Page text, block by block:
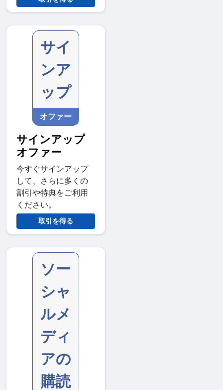
サイ
ンア
ップ
オファー
サインアップ
オファー
今すぐサインアップ
して、さらに多くの
割引や特典をご利用
ください。
取引を得る
ソー
シャ
ルメ
ディ
アの
購読